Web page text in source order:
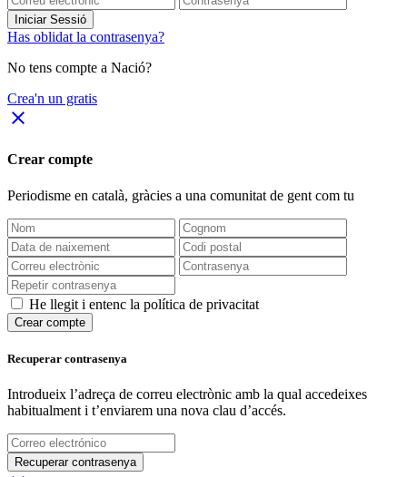
Iniciar Sessió
Has oblidat la contrasenya?
No tens compte a Nació?
Crea'n un gratis
close
Crear compte
Periodisme en català, gràcies a una comunitat de gent com tu
He llegit i entenc la política de privacitat
Crear compte
Recuperar contrasenya
Introdueix l’adreça de correu electrònic amb la qual accedeixes
habitualment i t’enviarem una nova clau d’accés.
Recuperar contrasenya